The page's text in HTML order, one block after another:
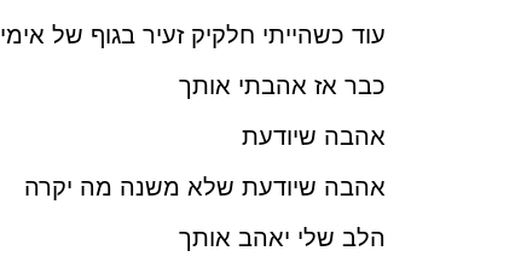
עוד כשהייתי חלקיק זעיר בגוף של אימי
כבר אז אהבתי אותך
אהבה שיודעת
אהבה שיודעת שלא משנה מה יקרה
הלב שלי יאהב אותך